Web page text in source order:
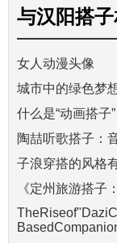
与汉阳搭子
女人动漫头像
城市中的绿色梦
什么是“动画搭子”
陶喆听歌搭子：
子浪穿搭的风格
《定州旅游搭子